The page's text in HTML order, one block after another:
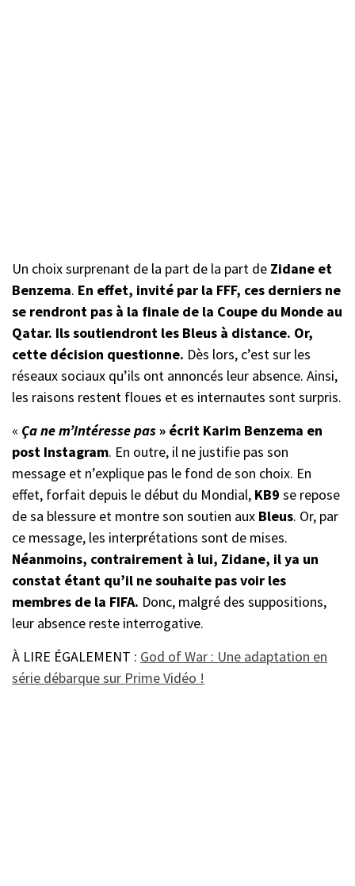
Un choix surprenant de la part de la part de Zidane et
Benzema. En effet, invité par la FFF, ces derniers ne
se rendront pas à la finale de la Coupe du Monde au
Qatar. Ils soutiendront les Bleus à distance. Or,
cette décision questionne. Dès lors, c’est sur les
réseaux sociaux qu’ils ont annoncés leur absence. Ainsi,
les raisons restent floues et es internautes sont surpris.
« Ça ne m’intéresse pas» écrit Karim Benzema en
post Instagram. En outre, il ne justifie pas son
message et n’explique pas le fond de son choix. En
effet, forfait depuis le début du Mondial, KB9 se repose
de sa blessure et montre son soutien aux Bleus. Or, par
ce message, les interprétations sont de mises.
Néanmoins, contrairement à lui, Zidane, il ya un
constat étant qu’il ne souhaite pas voir les
membres de la FIFA. Donc, malgré des suppositions,
leur absence reste interrogative.
À LIRE ÉGALEMENT : God of War : Une adaptation en
série débarque sur Prime Vidéo !